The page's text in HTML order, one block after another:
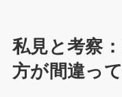
私見と考察
方が間違っ